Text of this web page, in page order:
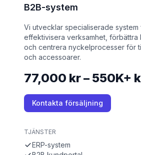
B2B-system
Vi utvecklar specialiserade system
effektivisera verksamhet, förbättra
och centrera nyckelprocesser för
och accessoarer.
77,000 kr – 550K+
Kontakta försäljning
TJÄNSTER
ERP-system